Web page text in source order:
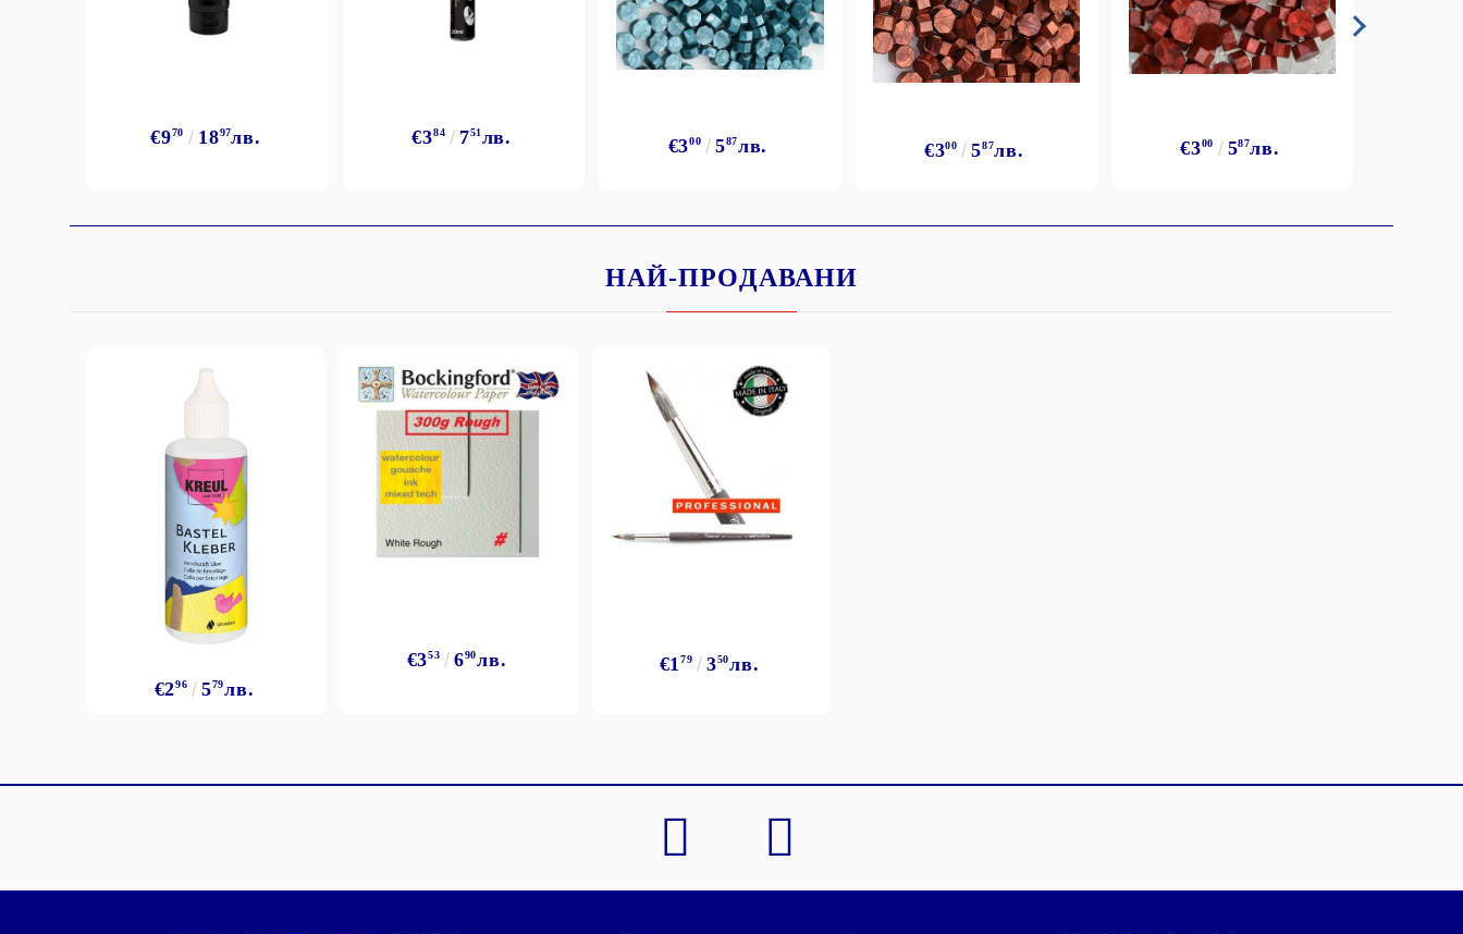
BGN
StazON Series - Пигментно мастило
ALADIN IZINK Series - Pigment & Dye
€970 1897лв. €384 751лв. €300 587лв. €300 587лв. €300 587лв.
НАЙ-ПРОДАВАНИ
€296 579лв.
€353 690лв. €179 350лв.